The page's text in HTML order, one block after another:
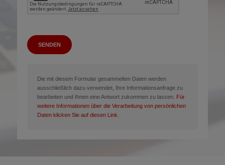
SENDEN
Die mit diesem Formular gesammelten Daten werden
ausschließlich dazu verwendet, Ihre Informationsanfrage zu
bearbeiten und Ihnen eine Antwort zukommen zu lassen. Für
weitere Informationen über die Verarbeitung von persönlichen
Daten klicken Sie auf diesen Link.